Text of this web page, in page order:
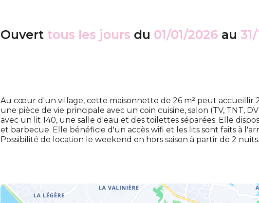
Ouvert tous les jours du 01/01/2026 au
Au cœur d'un village, cette maisonnette de 26 m² peut accueillir
une pièce de vie principale avec un coin cuisine, salon (TV, TNT,
avec un lit 140, une salle d'eau et des toilettes séparées. Elle
et barbecue. Elle bénéficie d'un accès wifi et les lits sont faits à
Possibilité de location le weekend en hors saison à partir de 2 nuits.